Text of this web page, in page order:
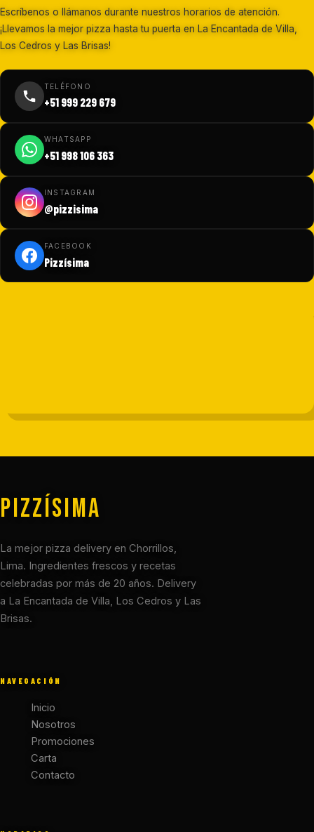
Escríbenos o llámanos durante nuestros horarios de atención.
¡Llevamos la mejor pizza hasta tu puerta en La Encantada de Villa,
Los Cedros y Las Brisas!
TELÉFONO
+51 999 229 679
WHATSAPP
+51 998 106 363
INSTAGRAM
@pizzisima
FACEBOOK
Pizzísima
PIZZíSIMA
La mejor pizza delivery en Chorrillos,
Lima. Ingredientes frescos y recetas
celebradas por más de 20 años. Delivery
a La Encantada de Villa, Los Cedros y Las
Brisas.
NAVEGACIÓN
Inicio
Nosotros
Promociones
Carta
Contacto